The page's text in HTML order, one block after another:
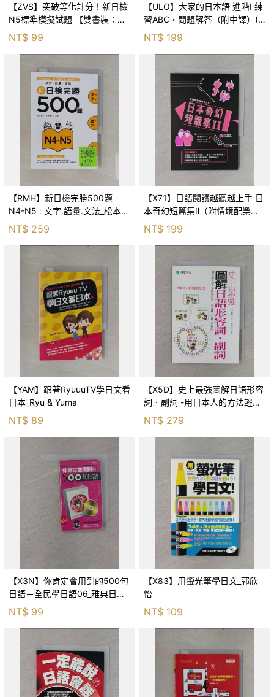
【ZVS】突破等化計分！新日檢
N5標準模擬試題 【雙書裝：全
科目5回＋解析本＋聽解】_高島
匡弘, 福長浩二
NT$ 99
【ULO】大家的日本語 進階Ⅰ 練
習ABC・問題解答（附中譯）(2
版)_スリーエーネットワーク
NT$ 199
【RMH】新日檢完勝500題
N4-N5 : 文字.語彙.文法_松本紀
子
NT$ 259
【X71】日語閱讀越聽越上手 日
本奇幻短篇集Ⅱ（附情境配樂日
語朗讀MP3）_星新一, 譯者：李
菁薇, 林華芷, 繪者：Aikoberr
NT$ 199
【YAM】跟著RyuuuTV學日文看
日本_Ryu & Yuma
NT$ 89
【X5D】史上最強圖解日語形容
詞．副詞 -用日本人的方法輕鬆
記住一字多義，一輩子不會忘_
今井新悟
NT$ 279
【X3N】你肯定會用到的500句
日語－全民學日語06_雅典日研
所
NT$ 99
【X83】用螢光筆學日文_郭欣
怡
NT$ 109